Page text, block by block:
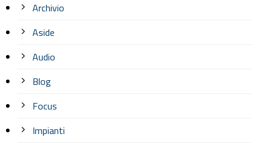
Archivio
Aside
Audio
Blog
Focus
Impianti